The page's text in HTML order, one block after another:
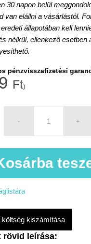
30 napon belül
van elállni a vásárlástól.
állapotában kell
nélkül, ellenkező esetben
pénzvisszafizetési
Ft)
költség kiszámítása